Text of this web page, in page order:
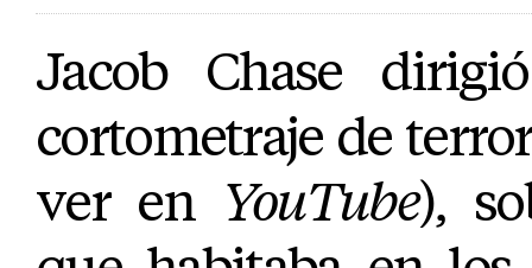
Jacob Chase
cortometraje de
ver en YouTube),